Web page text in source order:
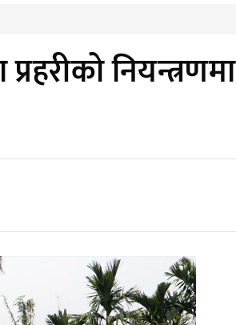
नियन्त्रणमा